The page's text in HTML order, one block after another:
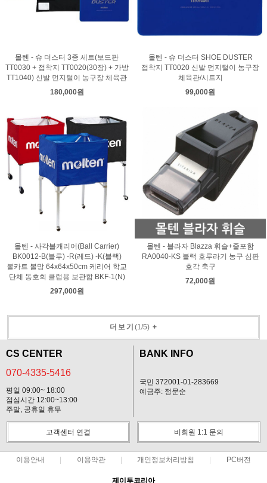
몰텐 - 슈 더스터 3종 세트(보드판
TT0030 + 접착지 TT0020(30장) + 가방
TT1040) 신발 먼지털이 농구장 체육관
180,000원
몰텐 - 슈 더스터 SHOE DUSTER
접착지 TT0020 신발 먼지털이 농구장
체육관/시트지
99,000원
몰텐 - 사각볼캐리어(Ball Carrier)
BK0012-B(블루) -R(레드) -K(블랙)
볼카트 볼망 64x64x50cm 케리어 학교
단체 동호회 클럽용 보관함 BKF-1(N)
297,000원
몰텐 - 블라자 Blazza 휘슬+줄포함
RA0040-KS 블랙 호루라기 농구 심판
호각 축구
72,000원
더보기 (1/5)+
CS CENTER
070-4335-5416
평일 09:00~ 18:00
점심시간 12:00~13:00
주말, 공휴일 휴무
BANK INFO
국민 372001-01-283669
예금주: 정문순
고객센터 연결 비회원 1:1 문의
이용안내 이용약관 개인정보처리방침 PC버전
제이투코리아